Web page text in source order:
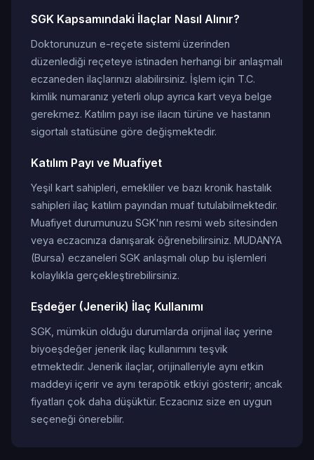
SGK Kapsamındaki İlaçlar Nasıl Alınır?
Doktorunuzun e-reçete sistemi üzerinden
düzenlediği reçeteye istinaden herhangi bir anlaşmalı
eczaneden ilaçlarınızı alabilirsiniz. İşlem için T.C.
kimlik numaranız yeterli olup ayrıca kart veya belge
gerekmez. Katılım payı ise ilacın türüne ve hastanın
sigortalı statüsüne göre değişmektedir.
Katılım Payı ve Muafiyet
Yeşil kart sahipleri, emekliler ve bazı kronik hastalık
sahipleri ilaç katılım payından muaf tutulabilmektedir.
Muafiyet durumunuzu SGK'nın resmi web sitesinden
veya eczacınıza danışarak öğrenebilirsiniz. MUDANYA
(Bursa) eczaneleri SGK anlaşmalı olup bu işlemleri
kolaylıkla gerçekleştirebilirsiniz.
Eşdeğer (Jenerik) İlaç Kullanımı
SGK, mümkün olduğu durumlarda orijinal ilaç yerine
biyoeşdeğer jenerik ilaç kullanımını teşvik
etmektedir. Jenerik ilaçlar, orijinalleriyle aynı etkin
maddeyi içerir ve aynı terapötik etkiyi gösterir; ancak
fiyatları çok daha düşüktür. Eczacınız size en uygun
seçeneği önerebilir.